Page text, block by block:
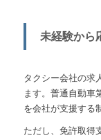
未経験から
タクシー会社の求
ます。普通自動車
を会社が支援する
ただし、免許取得